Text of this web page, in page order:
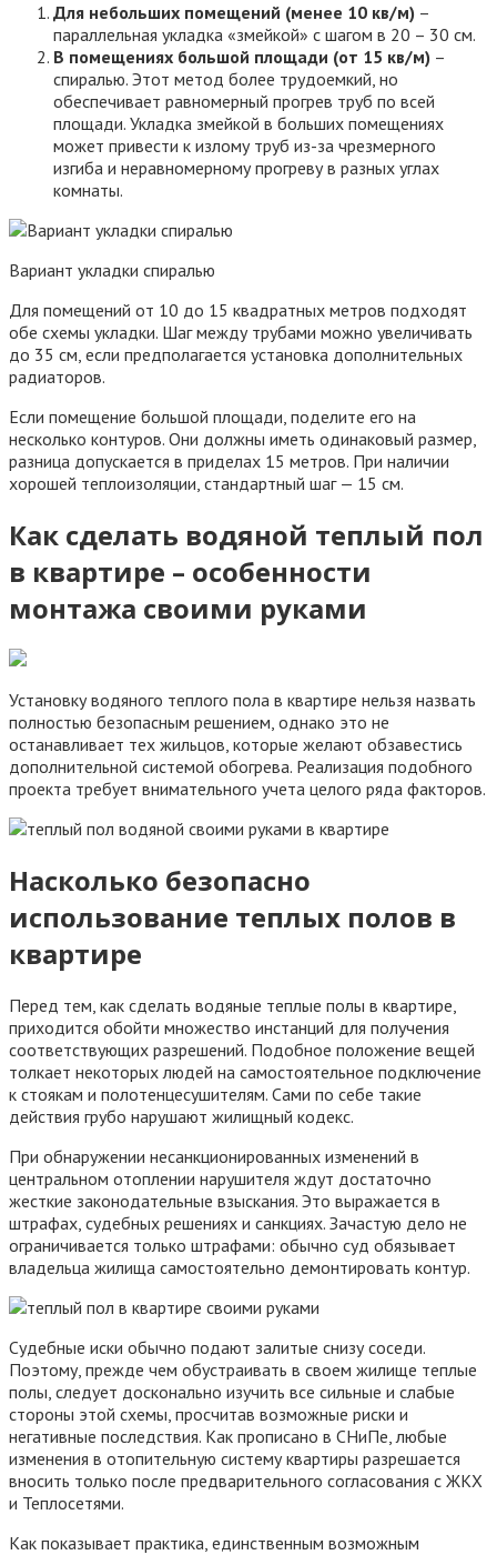
Для небольших помещений (менее 10 кв/м) –
параллельная укладка «змейкой» с шагом в 20 – 30 см.
В помещениях большой площади (от 15 кв/м) –
спиралью. Этот метод более трудоемкий, но
обеспечивает равномерный прогрев труб по всей
площади. Укладка змейкой в больших помещениях
может привести к излому труб из-за чрезмерного
изгиба и неравномерному прогреву в разных углах
комнаты.
Вариант укладки спиралью
Для помещений от 10 до 15 квадратных метров подходят
обе схемы укладки. Шаг между трубами можно увеличивать
до 35 см, если предполагается установка дополнительных
радиаторов.
Если помещение большой площади, поделите его на
несколько контуров. Они должны иметь одинаковый размер,
разница допускается в приделах 15 метров. При наличии
хорошей теплоизоляции, стандартный шаг — 15 см.
Как сделать водяной теплый пол
в квартире – особенности
монтажа своими руками
Установку водяного теплого пола в квартире нельзя назвать
полностью безопасным решением, однако это не
останавливает тех жильцов, которые желают обзавестись
дополнительной системой обогрева. Реализация подобного
проекта требует внимательного учета целого ряда факторов.
Насколько безопасно
использование теплых полов в
квартире
Перед тем, как сделать водяные теплые полы в квартире,
приходится обойти множество инстанций для получения
соответствующих разрешений. Подобное положение вещей
толкает некоторых людей на самостоятельное подключение
к стоякам и полотенцесушителям. Сами по себе такие
действия грубо нарушают жилищный кодекс.
При обнаружении несанкционированных изменений в
центральном отоплении нарушителя ждут достаточно
жесткие законодательные взыскания. Это выражается в
штрафах, судебных решениях и санкциях. Зачастую дело не
ограничивается только штрафами: обычно суд обязывает
владельца жилища самостоятельно демонтировать контур.
Судебные иски обычно подают залитые снизу соседи.
Поэтому, прежде чем обустраивать в своем жилище теплые
полы, следует досконально изучить все сильные и слабые
стороны этой схемы, просчитав возможные риски и
негативные последствия. Как прописано в СНиПе, любые
изменения в отопительную систему квартиры разрешается
вносить только после предварительного согласования с ЖКХ
и Теплосетями.
Как показывает практика, единственным возможным